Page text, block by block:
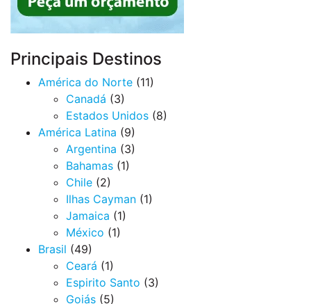
Principais Destinos
América do Norte (11)
Canadá (3)
Estados Unidos (8)
América Latina (9)
Argentina (3)
Bahamas (1)
Chile (2)
Ilhas Cayman (1)
Jamaica (1)
México (1)
Brasil (49)
Ceará (1)
Espirito Santo (3)
Goiás (5)